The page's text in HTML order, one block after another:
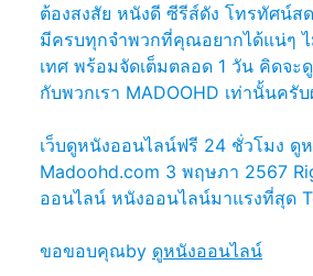
ต้องสงสัย หนังดี ซีรีส์ดัง โทรทัศน์ส
มีครบทุกจำพวกที่คุณอยากได้แน่ๆ ไ
เทศ พร้อมจัดเต็มตลอด 1 วัน คิดจะ
กับพวกเรา MADOOHD เท่านั้นครั
เว็บดูหนังออนไลน์ฟรี 24 ชั่วโมง ดู
Madoohd.com 3 พฤษภา 2567
ออนไลน์ หนังออนไลน์มาแรงที่สุด
ขอขอบคุณby ดูหนังออนไลน์